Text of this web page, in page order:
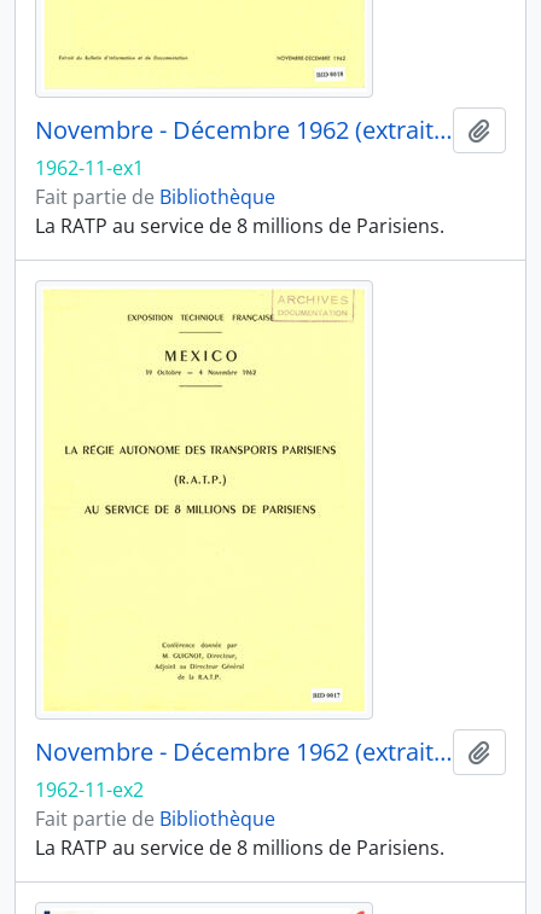
Novembre - Décembre 1962 (extrait 1)
1962-11-ex1
Fait partie de Bibliothèque
La RATP au service de 8 millions de Parisiens.
Novembre - Décembre 1962 (extrait 2)
1962-11-ex2
Fait partie de Bibliothèque
La RATP au service de 8 millions de Parisiens.